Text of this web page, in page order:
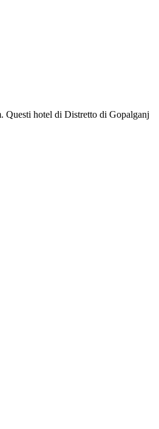
Questi hotel di Distretto di Gopalganj